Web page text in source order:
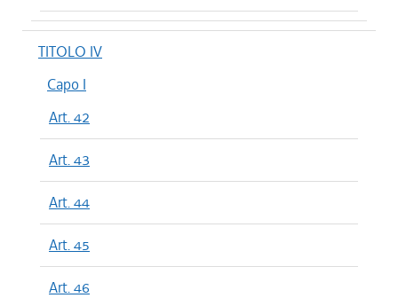
TITOLO IV
Capo I
Art. 42
Art. 43
Art. 44
Art. 45
Art. 46